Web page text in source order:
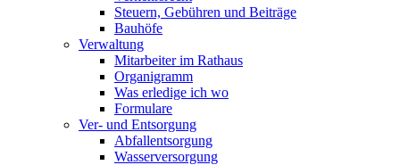
Steuern, Gebühren und Beiträge
Bauhöfe
Verwaltung
Mitarbeiter im Rathaus
Organigramm
Was erledige ich wo
Formulare
Ver- und Entsorgung
Abfallentsorgung
Wasserversorgung